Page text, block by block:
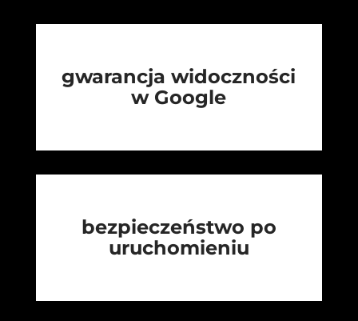
gwarancja widoczności
w Google
bezpieczeństwo po
uruchomieniu